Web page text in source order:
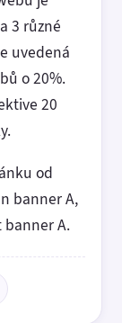
3 různé
uvedená
o 20%.
20
od
banner A,
banner A.